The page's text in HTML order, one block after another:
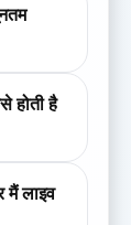
होती है
लाइव